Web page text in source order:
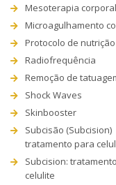
Mesoterapia corporal
Microagulhamento
Protocolo de nutrição
Radiofrequência
Remoção de
Shock Waves
Skinbooster
Subcisão (Subcision)
tratamento para
Subcision:
celulite